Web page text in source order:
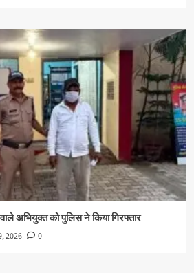
अभियुक्त को पुलिस ने किया गिरफ्तार
2026 0